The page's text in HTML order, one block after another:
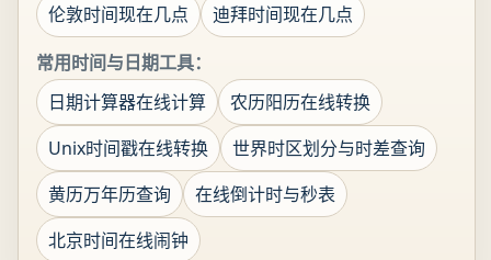
伦敦时间现在几点
迪拜时间现在几点
常用时间与日期工具：
日期计算器在线计算
农历阳历在线转换
Unix时间戳在线转换
世界时区划分与时差查询
黄历万年历查询
在线倒计时与秒表
北京时间在线闹钟